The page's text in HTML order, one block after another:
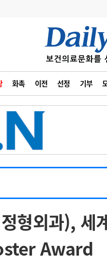
화촉 이전 선정 기부
사고
수첩
광고안내
형외과), 세
Award